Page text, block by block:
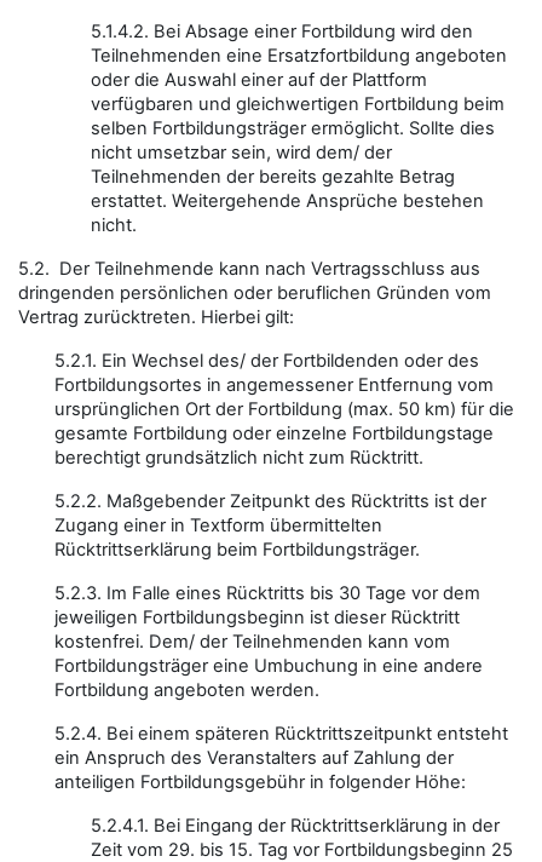
5.1.4.2. Bei Absage einer Fortbildung wird den
Teilnehmenden eine Ersatzfortbildung angeboten
oder die Auswahl einer auf der Plattform
verfügbaren und gleichwertigen Fortbildung beim
selben Fortbildungsträger ermöglicht. Sollte dies
nicht umsetzbar sein, wird dem/ der
Teilnehmenden der bereits gezahlte Betrag
erstattet. Weitergehende Ansprüche bestehen
nicht.
5.2. Der Teilnehmende kann nach Vertragsschluss aus
dringenden persönlichen oder beruflichen Gründen vom
Vertrag zurücktreten. Hierbei gilt:
5.2.1. Ein Wechsel des/ der Fortbildenden oder des
Fortbildungsortes in angemessener Entfernung vom
ursprünglichen Ort der Fortbildung (max. 50 km) für die
gesamte Fortbildung oder einzelne Fortbildungstage
berechtigt grundsätzlich nicht zum Rücktritt.
5.2.2. Maßgebender Zeitpunkt des Rücktritts ist der
Zugang einer in Textform übermittelten
Rücktrittserklärung beim Fortbildungsträger.
5.2.3. Im Falle eines Rücktritts bis 30 Tage vor dem
jeweiligen Fortbildungsbeginn ist dieser Rücktritt
kostenfrei. Dem/ der Teilnehmenden kann vom
Fortbildungsträger eine Umbuchung in eine andere
Fortbildung angeboten werden.
5.2.4. Bei einem späteren Rücktrittszeitpunkt entsteht
ein Anspruch des Veranstalters auf Zahlung der
anteiligen Fortbildungsgebühr in folgender Höhe:
5.2.4.1. Bei Eingang der Rücktrittserklärung in der
Zeit vom 29. bis 15. Tag vor Fortbildungsbeginn 25